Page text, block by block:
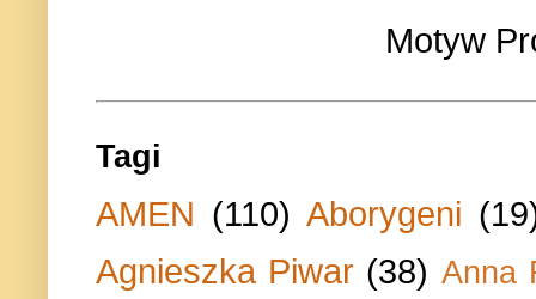
Motyw
Tagi
AMEN (110) Aborygeni
Agnieszka Piwar (38) Anna